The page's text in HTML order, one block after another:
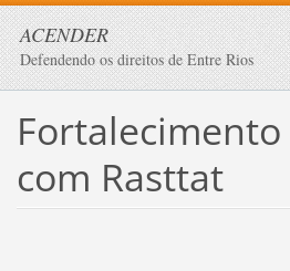
ACENDER
Defendendo os direitos de Entre Rios
Fortalecimento
com Rasttat